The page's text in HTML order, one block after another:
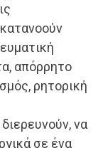
απόρρητο
ρητορική
να
σε ένα